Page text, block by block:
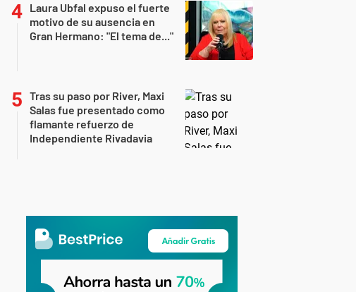
Laura Ubfal expuso el fuerte
motivo de su ausencia en
Gran Hermano: "El tema de..."
Tras su paso por River, Maxi
Salas fue presentado como
flamante refuerzo de
Independiente Rivadavia